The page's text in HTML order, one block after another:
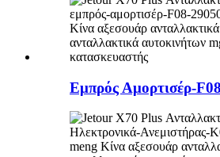
Εμπρός Αμορτισέρ-